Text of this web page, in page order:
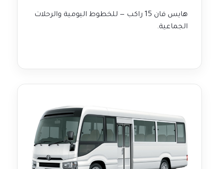
هايس فان 15 راكب — للخطوط اليومية والرحلات
الجماعية.